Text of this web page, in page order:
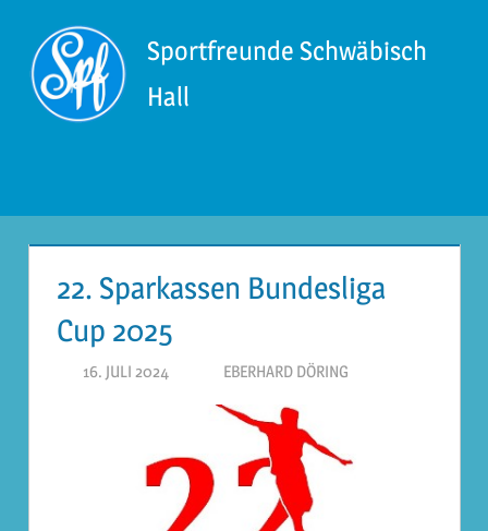
Inhalt
springen
Sportfreunde Schwäbisch
Hall
22. Sparkassen Bundesliga
Cup 2025
16. JULI 2024 EBERHARD DÖRING